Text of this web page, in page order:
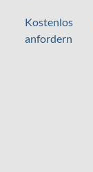
Kostenlos
anfordern